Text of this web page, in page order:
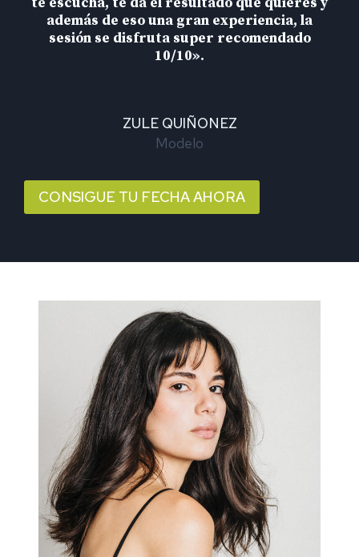
además de eso una gran experiencia, la
sesión se disfruta super recomendado
10/10».
ZULE QUIÑONEZ
Modelo
CONSIGUE TU FECHA AHORA